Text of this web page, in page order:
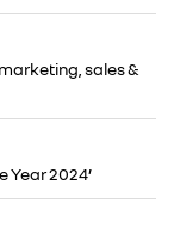
sales &
Year 2024’